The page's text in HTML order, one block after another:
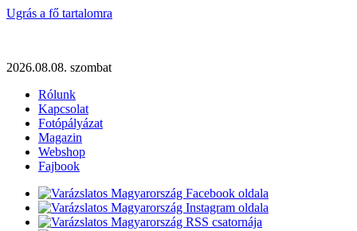
Ugrás a fő tartalomra
2026.08.08. szombat
Rólunk
Kapcsolat
Fotópályázat
Magazin
Webshop
Fajbook